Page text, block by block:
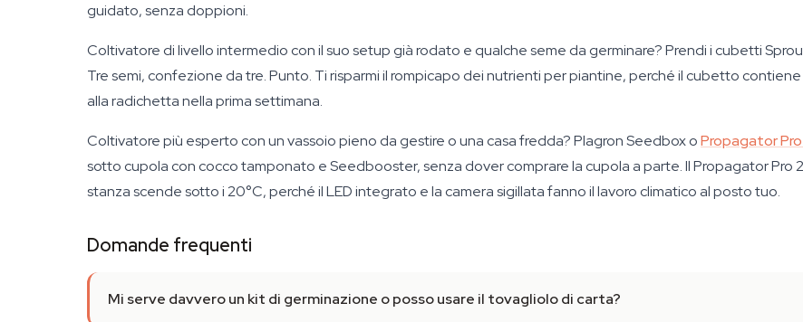
guidato, senza doppioni.
Coltivatore di livello intermedio con il suo setup già rodato e qualche seme da germinare? Prendi i cubetti
Tre semi, confezione da tre. Punto. Ti risparmi il rompicapo dei nutrienti per piantine, perché il cubetto
alla radichetta nella prima settimana.
Coltivatore più esperto con un vassoio pieno da gestire o una casa fredda? Plagron Seedbox oPropagator
sotto cupola con cocco tamponato e Seedbooster, senza dover comprare la cupola a parte. Il Propagator Pro
stanza scende sotto i 20°C, perché il LED integrato e la camera sigillata fanno il lavoro climatico al posto tuo.
Domande frequenti
Mi serve davvero un kit di germinazione o posso usare il tovagliolo di carta?